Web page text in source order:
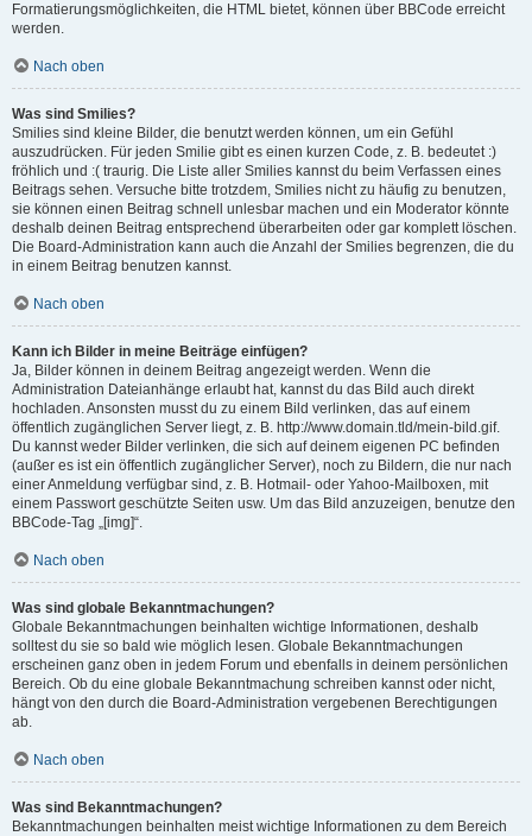
Formatierungsmöglichkeiten, die HTML bietet, können über BBCode erreicht
werden.
Nach oben
Was sind Smilies?
Smilies sind kleine Bilder, die benutzt werden können, um ein Gefühl
auszudrücken. Für jeden Smilie gibt es einen kurzen Code, z. B. bedeutet :)
fröhlich und :( traurig. Die Liste aller Smilies kannst du beim Verfassen eines
Beitrags sehen. Versuche bitte trotzdem, Smilies nicht zu häufig zu benutzen,
sie können einen Beitrag schnell unlesbar machen und ein Moderator könnte
deshalb deinen Beitrag entsprechend überarbeiten oder gar komplett löschen.
Die Board-Administration kann auch die Anzahl der Smilies begrenzen, die du
in einem Beitrag benutzen kannst.
Nach oben
Kann ich Bilder in meine Beiträge einfügen?
Ja, Bilder können in deinem Beitrag angezeigt werden. Wenn die
Administration Dateianhänge erlaubt hat, kannst du das Bild auch direkt
hochladen. Ansonsten musst du zu einem Bild verlinken, das auf einem
öffentlich zugänglichen Server liegt, z. B. http://www.domain.tld/mein-bild.gif.
Du kannst weder Bilder verlinken, die sich auf deinem eigenen PC befinden
(außer es ist ein öffentlich zugänglicher Server), noch zu Bildern, die nur nach
einer Anmeldung verfügbar sind, z. B. Hotmail- oder Yahoo-Mailboxen, mit
einem Passwort geschützte Seiten usw. Um das Bild anzuzeigen, benutze den
BBCode-Tag „[img]“.
Nach oben
Was sind globale Bekanntmachungen?
Globale Bekanntmachungen beinhalten wichtige Informationen, deshalb
solltest du sie so bald wie möglich lesen. Globale Bekanntmachungen
erscheinen ganz oben in jedem Forum und ebenfalls in deinem persönlichen
Bereich. Ob du eine globale Bekanntmachung schreiben kannst oder nicht,
hängt von den durch die Board-Administration vergebenen Berechtigungen
ab.
Nach oben
Was sind Bekanntmachungen?
Bekanntmachungen beinhalten meist wichtige Informationen zu dem Bereich